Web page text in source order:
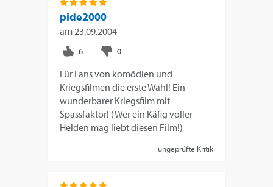
pide2000
am 23.09.2004
Für Fans von komödien und
Kriegsfilmen die erste Wahl! Ein
wunderbarer Kriegsfilm mit
Spassfaktor! (Wer ein Käfig voller
Helden mag liebt diesen Film!)
ungeprüfte Kritik